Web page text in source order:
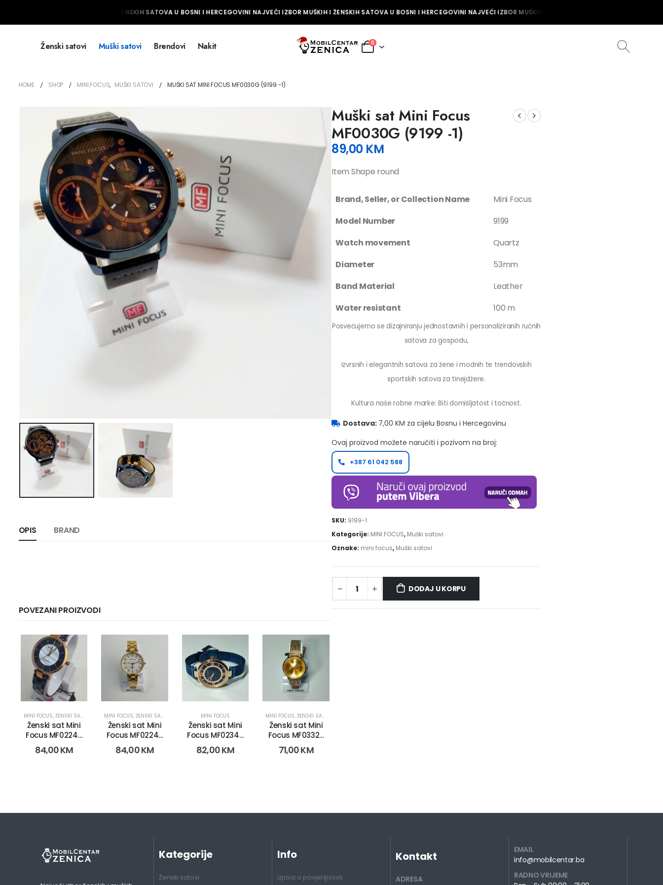
NAJVEĆI IZBOR MUŠKIH I ŽENSKIH SATOVA U BOSNI I HERCEGOVINI NAJVEĆI IZBOR MUŠKIH I ŽENSKIH SATOVA U BOSNI I HERCEGOVINI NAJVEĆI IZBOR MUŠKIH I ŽENSKIH SATOVA U BOSNI I
Ženski satovi Muški satovi Brendovi Nakit 0
HOME SHOP MINI FOCUS, MUŠKI SATOVI MUŠKI SAT MINI FOCUS MF0030G (9199 -1)
OPIS BRAND
POVEZANI PROIZVODI
MINI FOCUS, ŽENSKI SATOVI
Ženski sat Mini
Focus MF0224L.
(1372-4)
84,00KM
MINI FOCUS,ŽENSKI SATOVI
Ženski sat Mini
Focus MF0224L.
(1372-2)
84,00KM
MINI FOCUS
Ženski sat Mini
Focus MF0234L.
(2623-4)
82,00KM
MINI FOCUS,ŽENSKI SATOVI
Ženski sat Mini
Focus MF0332L.
(2753-3)
71,00KM
Muški sat Mini Focus
MF0030G (9199 -1)
89,00 KM
Item Shape round
Brand, Seller, or Collection Name
Mini Focus
Model Number
9199
Watch movement
Quartz
Diameter
53mm
Band Material
Leather
Water resistant
100 m
Posvećujemo se dizajniranju jednostavnih i personaliziranih ručnih
satova za gospodu,
izvrsnih i elegantnih satova za žene i modnih te trendovskih
sportskih satova za tinejdžere.
Kultura naše robne marke: Biti domišljatost i točnost.
Dostava: 7,00 KM za cijelu Bosnu i Hercegovinu
Ovaj proizvod možete naručiti i pozivom na broj:
+387 61 042 588
SKU: 9199-1
Kategorije: MINI FOCUS, Muški satovi
Oznake: mini focus, Muški satovi
DODAJ U KORPU
Kategorije
Ženski satovi
Info
Izjava o povjerljivosti
Kontakt
ADRESA
EMAIL
info@mobilcentar.ba
RADNO VRIJEME